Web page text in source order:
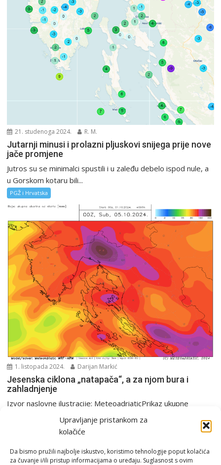
Upravljanje pristankom za
kolačiće
Da bismo pružili najbolje iskustvo, koristimo tehnologije poput kolačića
za čuvanje i/ili pristup informacijama o uređaju. Suglasnost s ovim
21. studenoga 2024. R. M.
Jutarnji minusi i prolazni pljuskovi snijega prije nove
jače promjene
Jutros su se minimalci spustili i u zaleđu debelo ispod nule, a
u Gorskom kotaru bili...
PGŽ i Hrvatska
1. listopada 2024. Darijan Markić
Jesenska ciklona „natapača“, a za njom bura i
zahladnjenje
Izvor naslovne ilustracije: MeteoadriaticPrikaz ukupne
količine oborina u periodu od srijede do subote gdje se vidi...
PGŽ i Hrvatska